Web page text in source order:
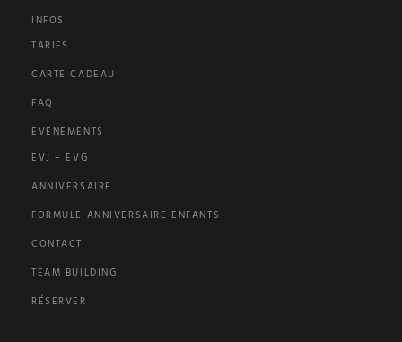
INFOS
TARIFS
CARTE CADEAU
FAQ
EVENEMENTS
EVJ – EVG
ANNIVERSAIRE
FORMULE ANNIVERSAIRE ENFANTS
CONTACT
TEAM BUILDING
RÉSERVER